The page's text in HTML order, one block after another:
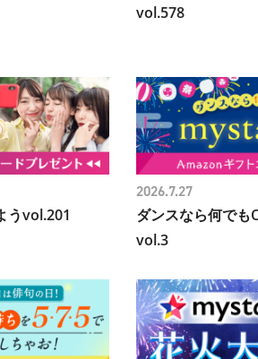
vol.578
うvol.201
ダンスなら何でも
vol.3
2026.7.27